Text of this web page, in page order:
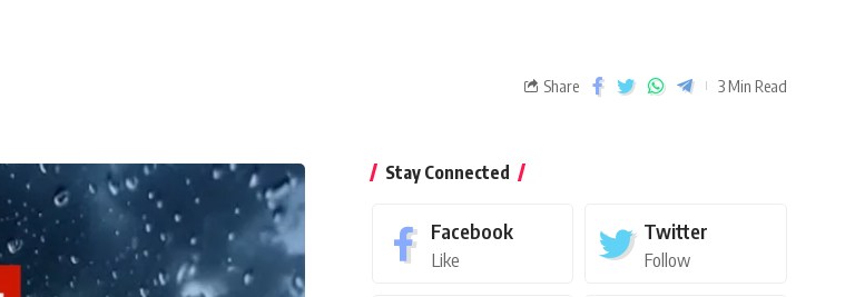
Share 3 Min Read
Stay Connected
Facebook
Like
Twitter
Follow